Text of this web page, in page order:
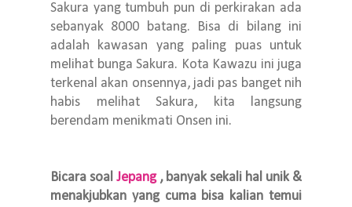
Sakura yang tumbuh pun di perkirakan ada
sebanyak 8000 batang. Bisa di bilang ini
adalah kawasan yang paling puas untuk
melihat bunga Sakura. Kota Kawazu ini juga
terkenal akan onsennya, jadi pas banget nih
habis melihat Sakura, kita langsung
berendam menikmati Onsen ini.
Bicara soal Jepang, banyak sekali hal unik &
menakjubkan yang cuma bisa kalian temui